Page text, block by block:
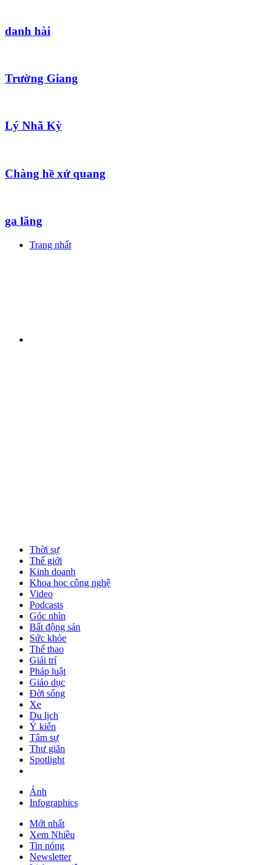
danh hài
Trường Giang
Lý Nhã Kỳ
Chàng hề xứ quang
ga lăng
Trang nhất
Thời sự
Thế giới
Kinh doanh
Khoa học công nghệ
Video
Podcasts
Góc nhìn
Bất động sản
Sức khỏe
Thể thao
Giải trí
Pháp luật
Giáo dục
Đời sống
Xe
Du lịch
Ý kiến
Tâm sự
Thư giãn
Spotlight
Ảnh
Infographics
Mới nhất
Xem Nhiều
Tin nóng
Newsletter